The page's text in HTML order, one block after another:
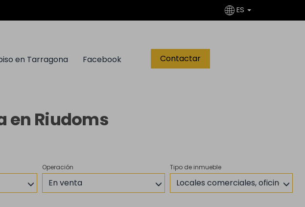
ES
en Tarragona Facebook Contactar
en Riudoms
Operación
En venta
Tipo de inmueble
Locales comerciales, oficinas